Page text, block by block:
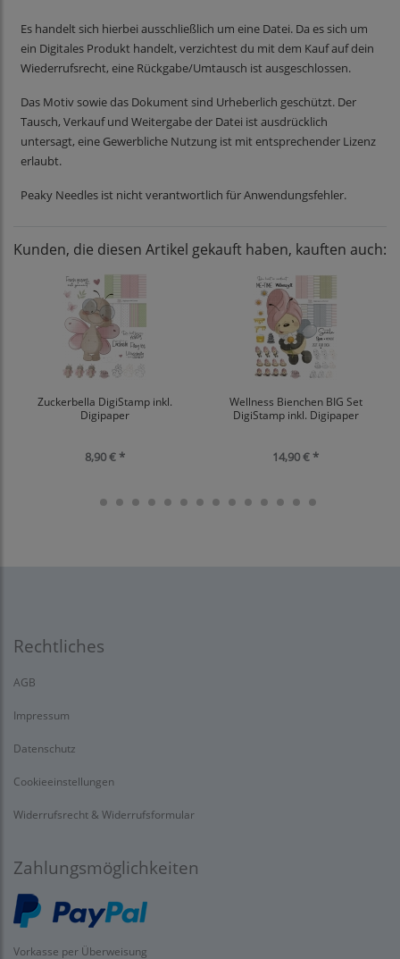
Es handelt sich hierbei ausschließlich um eine Datei. Da es sich um
ein Digitales Produkt handelt, verzichtest du mit dem Kauf auf dein
Wiederrufsrecht, eine Rückgabe/Umtausch ist ausgeschlossen.
Das Motiv sowie das Dokument sind Urheberlich geschützt. Der
Tausch, Verkauf und Weitergabe der Datei ist ausdrücklich
untersagt, eine Gewerbliche Nutzung ist mit entsprechender Lizenz
erlaubt.
Peaky Needles ist nicht verantwortlich für Anwendungsfehler.
Kunden, die diesen Artikel gekauft haben, kauften auch:
Zuckerbella DigiStamp inkl.
Digipaper
8,90 € *
Wellness Bienchen BIG Set
DigiStamp inkl. Digipaper
14,90 € *
Rechtliches
AGB
Impressum
Datenschutz
Cookieeinstellungen
Widerrufsrecht & Widerrufsformular
Zahlungsmöglichkeiten
Vorkasse per Überweisung